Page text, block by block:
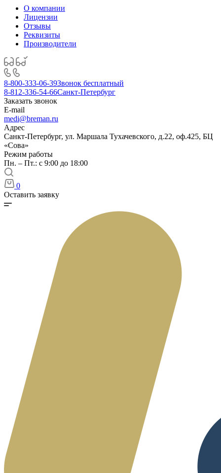
О компании
Лицензии
Отзывы
Реквизиты
Производители
8-800-333-06-39Звонок бесплатный
8-812-336-54-66Санкт-Петербург
Заказать звонок
E-mail
medi@breman.ru
Адрес
Санкт-Петербург, ул. Маршала Тухачевского, д.22, оф.425, БЦ
«Сова»
Режим работы
Пн. – Пт.: с 9:00 до 18:00
0
Оставить заявку